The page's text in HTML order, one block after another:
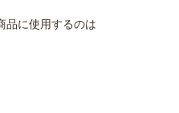
品に使用するのは